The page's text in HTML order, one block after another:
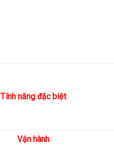
Tính năng đặc biệt
Vận hành